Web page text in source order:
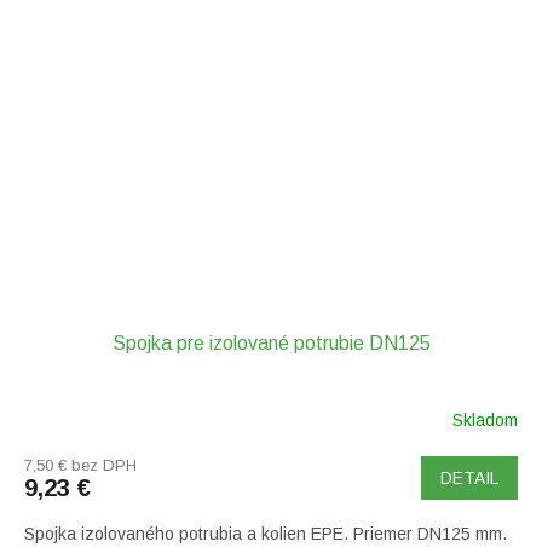
Spojka pre izolované potrubie DN125
Skladom
7,50 € bez DPH
9,23 € DETAIL
Spojka izolovaného potrubia a kolien EPE. Priemer DN125 mm.